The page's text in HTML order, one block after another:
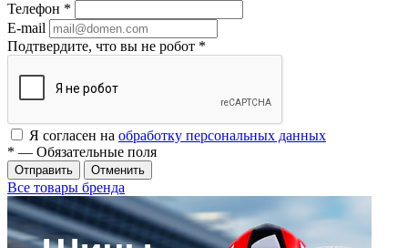
Телефон *
E-mail
Подтвердите, что вы не робот *
Я согласен на обработку персональных данных
* — Обязательные поля
Отменить
Все товары бренда